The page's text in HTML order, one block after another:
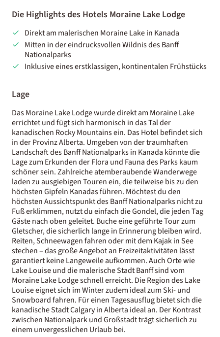
Die Highlights des Hotels Moraine Lake Lodge
Direkt am malerischen Moraine Lake in Kanada
Mitten in der eindrucksvollen Wildnis des Banff
Nationalparks
Inklusive eines erstklassigen, kontinentalen Frühstücks
Lage
Das Moraine Lake Lodge wurde direkt am Moraine Lake
errichtet und fügt sich harmonisch in das Tal der
kanadischen Rocky Mountains ein. Das Hotel befindet sich
in der Provinz Alberta. Umgeben von der traumhaften
Landschaft des Banff Nationalparks in Kanada könnte die
Lage zum Erkunden der Flora und Fauna des Parks kaum
schöner sein. Zahlreiche atemberaubende Wanderwege
laden zu ausgiebigen Touren ein, die teilweise bis zu den
höchsten Gipfeln Kanadas führen. Möchtest du den
höchsten Aussichtspunkt des Banff Nationalparks nicht zu
Fuß erklimmen, nutzt du einfach die Gondel, die jeden Tag
Gäste nach oben geleitet. Buche eine geführte Tour zum
Gletscher, die sicherlich lange in Erinnerung bleiben wird.
Reiten, Schneewagen fahren oder mit dem Kajak in See
stechen – das große Angebot an Freizeitaktivitäten lässt
garantiert keine Langeweile aufkommen. Auch Orte wie
Lake Louise und die malerische Stadt Banff sind vom
Moraine Lake Lodge schnell erreicht. Die Region des Lake
Louise eignet sich im Winter zudem ideal zum Ski- und
Snowboard fahren. Für einen Tagesausflug bietet sich die
kanadische Stadt Calgary in Alberta ideal an. Der Kontrast
zwischen Nationalpark und Großstadt trägt sicherlich zu
einem unvergesslichen Urlaub bei.